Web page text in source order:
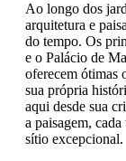
Ao longo dos
arquitetura e
do tempo. Os
e o Palácio de
oferecem ótimas
sua própria
aqui desde sua
a paisagem,
sítio excepcional.